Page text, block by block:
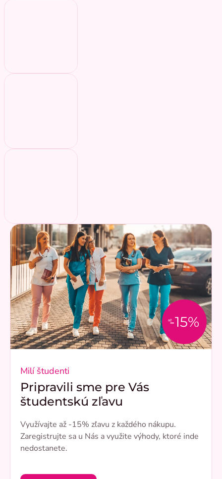
až-15%
Milí študenti
Pripravili sme pre Vás
študentskú zľavu
Využívajte až -15% zľavu z každého nákupu.
Zaregistrujte sa u Nás a využite výhody, ktoré inde
nedostanete.